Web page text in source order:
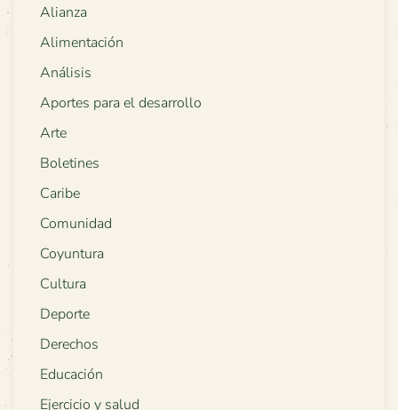
Alianza
Alimentación
Análisis
Aportes para el desarrollo
Arte
Boletines
Caribe
Comunidad
Coyuntura
Cultura
Deporte
Derechos
Educación
Ejercicio y salud